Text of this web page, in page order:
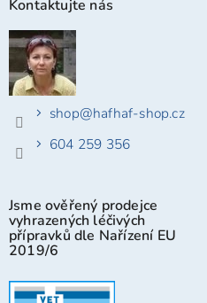
Kontaktujte nás
shop@hafhaf-shop.cz
604 259 356
Jsme ověřený prodejce
vyhrazených léčivých
přípravků dle Nařízení EU
2019/6